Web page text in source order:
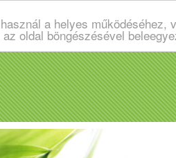
a helyes
oldal böngészésével